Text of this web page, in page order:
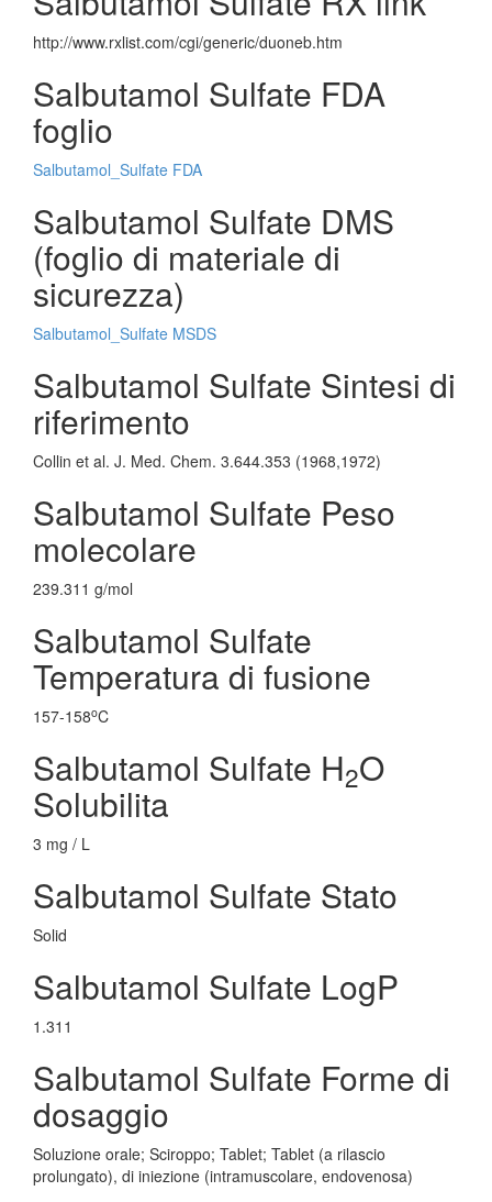
http://www.rxlist.com/cgi/generic/duoneb.htm
Salbutamol Sulfate FDA
foglio
Salbutamol_Sulfate FDA
Salbutamol Sulfate DMS
(foglio di materiale di
sicurezza)
Salbutamol_Sulfate MSDS
Salbutamol Sulfate Sintesi di
riferimento
Collin et al. J. Med. Chem. 3.644.353 (1968,1972)
Salbutamol Sulfate Peso
molecolare
239.311 g/mol
Salbutamol Sulfate
Temperatura di fusione
157-158oC
Salbutamol Sulfate H2O
Solubilita
3 mg / L
Salbutamol Sulfate Stato
Solid
Salbutamol Sulfate LogP
1.311
Salbutamol Sulfate Forme di
dosaggio
Soluzione orale; Sciroppo; Tablet; Tablet (a rilascio
prolungato), di iniezione (intramuscolare, endovenosa)